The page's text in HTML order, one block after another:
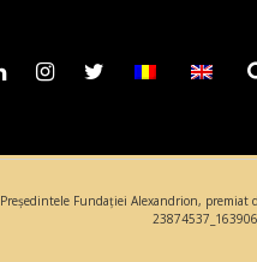
Președintele Fundației Alexandrion, premiat